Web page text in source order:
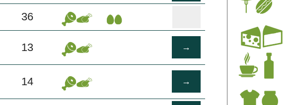
36
13 →
14 →